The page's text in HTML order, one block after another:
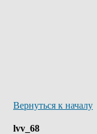
Вернуться к началу
lvv_68